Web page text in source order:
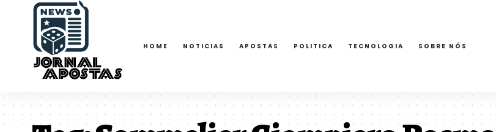
HOME NOTICIAS APOSTAS POLITICA TECNOLOGIA SOBRE NÓS